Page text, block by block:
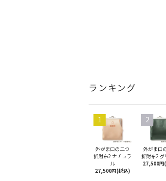
ランキング
1
外がま口の二つ
折財布2 ナチュラ
ル
27,500円(税込)
2
外がま口
折財布2 グ
27,500円